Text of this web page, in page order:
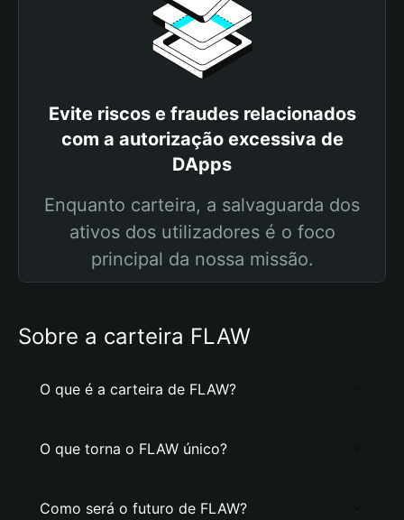
Evite riscos e fraudes relacionados
com a autorização excessiva de
DApps
Enquanto carteira, a salvaguarda dos
ativos dos utilizadores é o foco
principal da nossa missão.
Sobre a carteira FLAW
O que é a carteira de FLAW?
O que torna o FLAW único?
Como será o futuro de FLAW?